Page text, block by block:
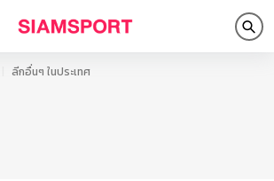
ลีกอื่นๆ ในประเทศ